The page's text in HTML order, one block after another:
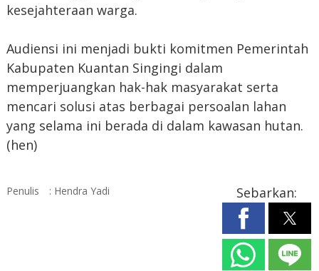
kesejahteraan warga.
Audiensi ini menjadi bukti komitmen Pemerintah
Kabupaten Kuantan Singingi dalam
memperjuangkan hak-hak masyarakat serta
mencari solusi atas berbagai persoalan lahan
yang selama ini berada di dalam kawasan hutan.
(hen)
Penulis : Hendra Yadi Sebarkan: